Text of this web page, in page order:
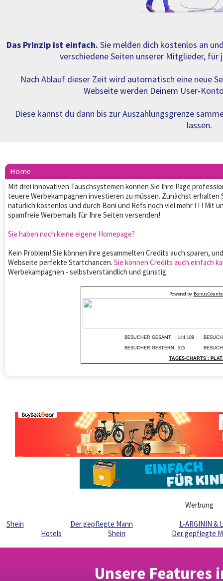
Das Prinzip ist einfach. Sie melden dich kostenlos an
verschiedene Seiten unserer Mitglieder, für
Nach Ablauf dieser Zeit wird automatisch eine neue
Webseite werden Deinem User-
Diese kannst du dann bis zur Auszahlungsgrenze
lassen.
Home
Mit drei innovativen Tauschsystemen können Sie Ihre Page
teuere Werbekampagnen investieren zu müssen. Zunächst erhalten
natürlich kostenlos und durch Boni und Refs noch viel mehr ! ! ! Mit
spamfreie Werbemails für Ihre Seiten versenden!
Sie haben noch keine eigene Homepage?
Kein Problem! Sie können ihre gesammelten Credits auch sparen,
Webseite perfekte Startchancen. Sie können Credits auch einfach
Werbekampagnen - selbstverständlich und günstig.
Powered by
BESUCHER GESAMT : 144.189
BESUCHER GESTERN : 525
TAGES-CHARTS :
Werbung
Shein
Der gepflegte Mann
L-ARGININ &
Hotels
Shein Der gepflegte
Unsere Features